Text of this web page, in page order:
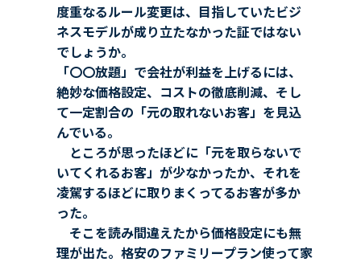
度重なるルール変更は、目指していたビジ
ネスモデルが成り立たなかった証ではない
でしょうか。
「〇〇放題」で会社が利益を上げるには、
絶妙な価格設定、コストの徹底削減、そし
て一定割合の「元の取れないお客」を見込
んでいる。
ところが思ったほどに「元を取らないで
いてくれるお客」が少なかったか、それを
凌駕するほどに取りまくってるお客が多か
った。
そこを読み間違えたから価格設定にも無
理が出た。格安のファミリープラン使って家